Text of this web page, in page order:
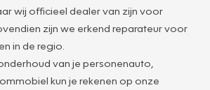
wij officieel dealer van zijn voor
zijn we erkend reparateur voor
in de regio.
van je personenauto,
kun je rekenen op onze